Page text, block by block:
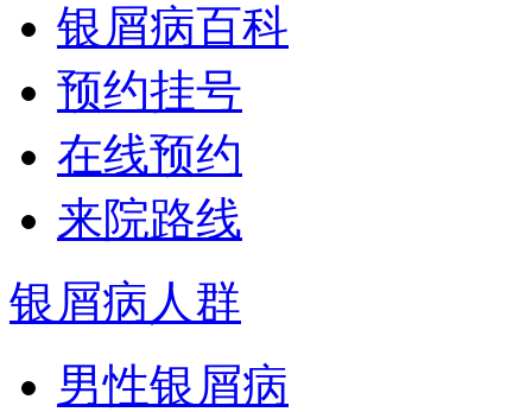
银屑病百科
预约挂号
在线预约
来院路线
银屑病人群
男性银屑病